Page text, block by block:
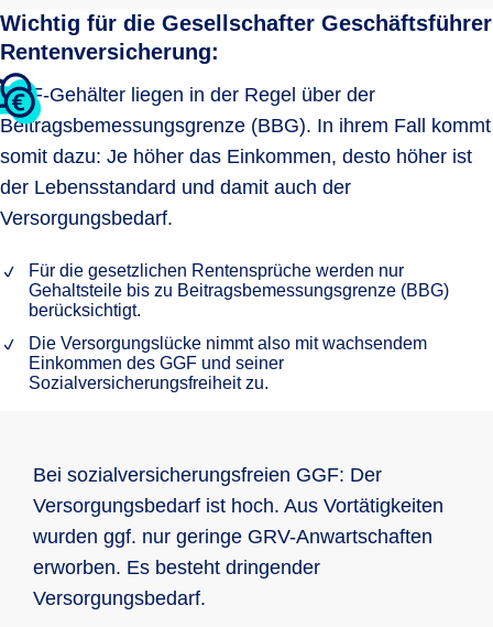
Wichtig für die Gesellschafter Geschäftsführer
Rentenversicherung:
GGF-Gehälter liegen in der Regel über der
Beitragsbemessungsgrenze (BBG). In ihrem Fall kommt
somit dazu: Je höher das Einkommen, desto höher ist
der Lebensstandard und damit auch der
Versorgungsbedarf.
Für die gesetzlichen Rentensprüche werden nur
Gehaltsteile bis zu Beitragsbemessungsgrenze (BBG)
berücksichtigt.
Die Versorgungslücke nimmt also mit wachsendem
Einkommen des GGF und seiner
Sozialversicherungsfreiheit zu.
Bei sozialversicherungsfreien GGF: Der
Versorgungsbedarf ist hoch. Aus Vortätigkeiten
wurden ggf. nur geringe GRV-Anwartschaften
erworben. Es besteht dringender
Versorgungsbedarf.